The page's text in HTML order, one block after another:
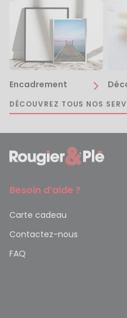
Encadrement
DÉCOUVREZ TOUS NOS
Besoin d’aide ?
Carte cadeau
Contactez-nous
FAQ